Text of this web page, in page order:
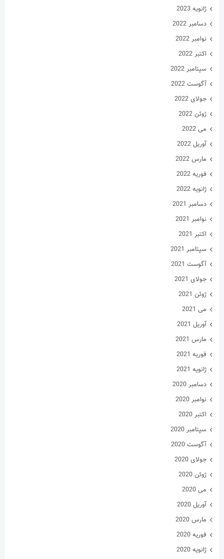
ژانویه 2023
دسامبر 2022
نوامبر 2022
اکتبر 2022
سپتامبر 2022
آگوست 2022
جولای 2022
ژوئن 2022
می 2022
آوریل 2022
مارس 2022
فوریه 2022
ژانویه 2022
دسامبر 2021
نوامبر 2021
اکتبر 2021
سپتامبر 2021
آگوست 2021
جولای 2021
ژوئن 2021
می 2021
آوریل 2021
مارس 2021
فوریه 2021
ژانویه 2021
دسامبر 2020
نوامبر 2020
اکتبر 2020
سپتامبر 2020
آگوست 2020
جولای 2020
ژوئن 2020
می 2020
آوریل 2020
مارس 2020
فوریه 2020
ژانویه 2020